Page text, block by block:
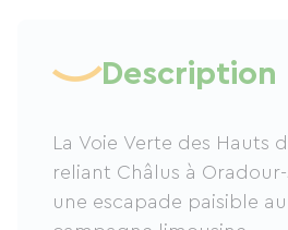
Description
La Voie Verte des Hauts
reliant Châlus à Oradour-
une escapade paisible